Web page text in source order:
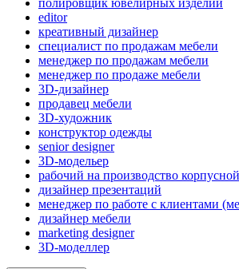
полировщик ювелирных изделий
editor
креативный дизайнер
специалист по продажам мебели
менеджер по продажам мебели
менеджер по продаже мебели
3D-дизайнер
продавец мебели
3D-художник
конструктор одежды
senior designer
3D-модельер
рабочий на производство
дизайнер презентаций
менеджер по работе с клиентами
дизайнер мебели
marketing designer
3D-моделлер